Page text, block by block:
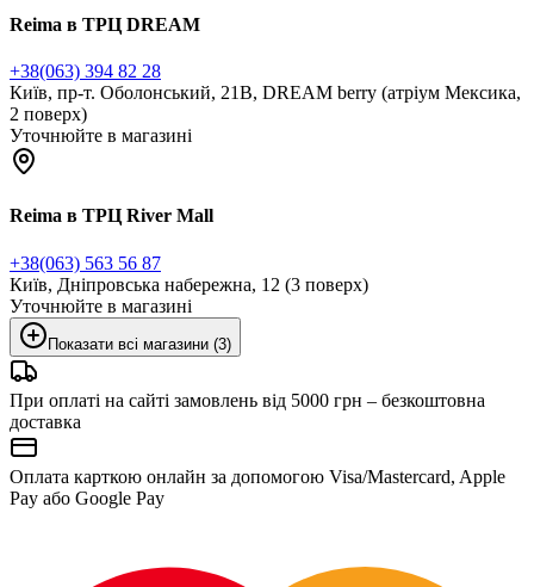
Reima в ТРЦ DREAM
+38(063) 394 82 28
Київ, пр-т. Оболонський, 21В, DREAM berry (атріум Мексика,
2 поверх)
Уточнюйте в магазині
Reima в ТРЦ River Mall
+38(063) 563 56 87
Київ, Дніпровська набережна, 12 (3 поверх)
Уточнюйте в магазині
Показати всі магазини (3)
При оплаті на сайті замовлень від 5000 грн – безкоштовна
доставка
Оплата карткою онлайн за допомогою Visa/Mastercard, Apple
Pay або Google Pay